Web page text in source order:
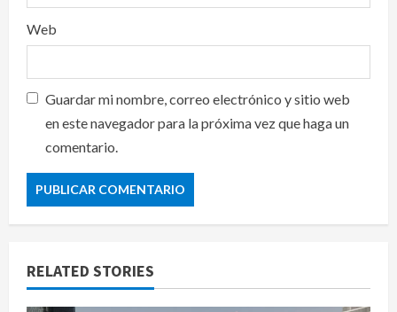
Web
Guardar mi nombre, correo electrónico y sitio web
en este navegador para la próxima vez que haga un
comentario.
RELATED STORIES